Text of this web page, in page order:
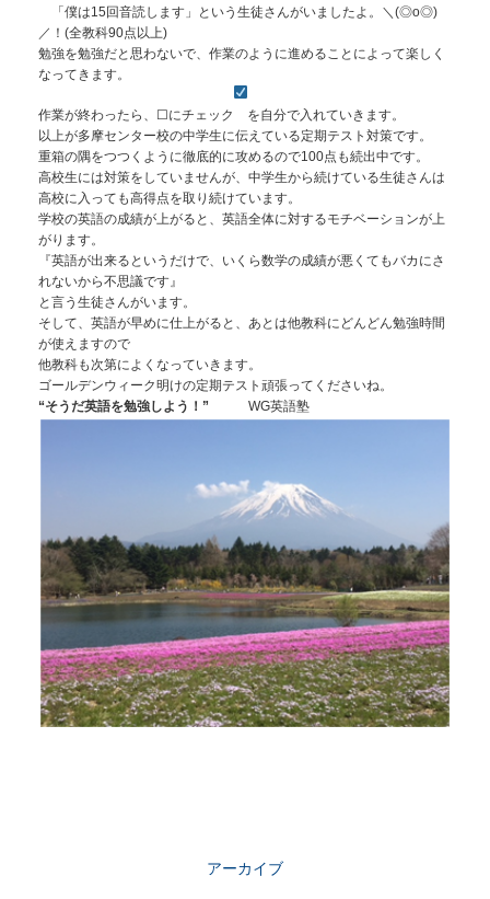
「僕は15回音読します」という生徒さんがいましたよ。＼(◎o◎)
／！(全教科90点以上)
勉強を勉強だと思わないで、作業のように進めることによって楽しく
なってきます。
作業が終わったら、☐にチェック
を自分で入れていきます。
以上が多摩センター校の中学生に伝えている定期テスト対策です。
重箱の隅をつつくように徹底的に攻めるので100点も続出中です。
高校生には対策をしていませんが、中学生から続けている生徒さんは
高校に入っても高得点を取り続けています。
学校の英語の成績が上がると、英語全体に対するモチベーションが上
がります。
『英語が出来るというだけで、いくら数学の成績が悪くてもバカにさ
れないから不思議です』
と言う生徒さんがいます。
そして、英語が早めに仕上がると、あとは他教科にどんどん勉強時間
が使えますので
他教科も次第によくなっていきます。
ゴールデンウィーク明けの定期テスト頑張ってくださいね。
“そうだ英語を勉強しよう！”
WG英語塾
アーカイブ